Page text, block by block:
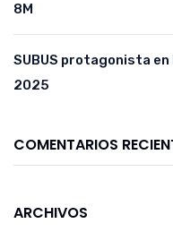
8M
SUBUS protagonista
2025
COMENTARIOS
ARCHIVOS